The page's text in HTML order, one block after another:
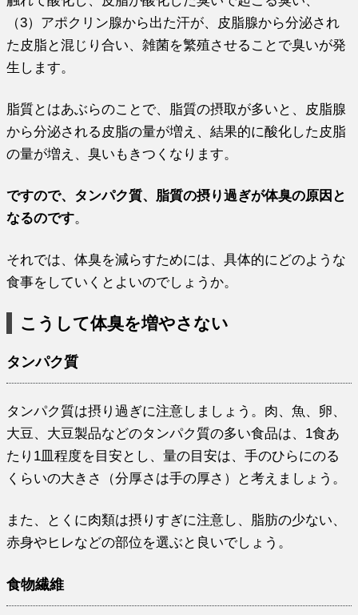
（3）アポクリン腺から出た汗が、皮脂腺から分泌され
た皮脂と混じり合い、雑菌を繁殖させることで臭いが発
生します。
脂質とはあぶらのことで、脂質の摂取が多いと、皮脂腺
から分泌される皮脂の量が増え、結果的に酸化した皮脂
の量が増え、臭いもきつくなります。
ですので、タンパク質、脂質の摂り過ぎが体臭の原因と
なるのです。
それでは、体臭を減らすためには、具体的にどのような
食事をしていくとよいのでしょうか。
こうして体臭を増やさない
タンパク質
タンパク質は摂り過ぎに注意しましょう。肉、魚、卵、
大豆、大豆製品などのタンパク質の多い食品は、1食あ
たり1皿程度を目安とし、量の目安は、手のひらにのる
くらいの大きさ（分厚さは手の厚さ）と考えましょう。
また、とくに肉類は摂りすぎに注意し、脂肪の少ない、
赤身やヒレなどの部位を選ぶと良いでしょう。
食物繊維